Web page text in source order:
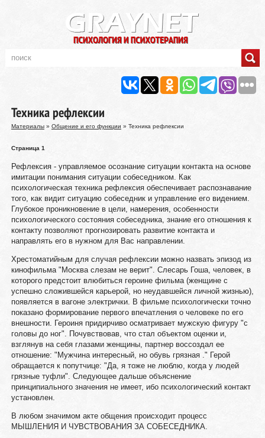
Техника рефлексии
Материалы» Общение и его функции » Техника рефлексии
Страница 1
Рефлексия - управляемое осознание ситуации контакта на основе
имитации понимания ситуации собеседником. Как
психологическая техника рефлексия обеспечивает распознавание
того, как видит ситуацию собеседник и управление его видением.
Глубокое проникновение в цели, намерения, особенности
психологического состояния собеседника, знание его отношения к
контакту позволяют прогнозировать развитие контакта и
направлять его в нужном для Вас направлении.
Хрестоматийным для случая рефлексии можно назвать эпизод из
кинофильма "Москва слезам не верит". Слесарь Гоша, человек, в
которого предстоит влюбиться героине фильма (женщине с
успешно сложившейся карьерой, но неудавшейся личной жизнью),
появляется в вагоне электрички. В фильме психологически точно
показано формирование первого впечатления о человеке по его
внешности. Героиня придирчиво осматривает мужскую фигуру "с
головы до ног". Почувствовав, что стал объектом оценки и,
взглянув на себя глазами женщины, партнер воссоздал ее
отношение: "Мужчина интересный, но обувь грязная ." Герой
обращается к попутчице: "Да, я тоже не люблю, когда у людей
грязные туфли". Следующее дальше объяснение
принципиального значения не имеет, ибо психологический контакт
установлен.
В любом значимом акте общения происходит процесс
МЫШЛЕНИЯ И ЧУВСТВОВАНИЯ ЗА СОБЕСЕДНИКА.